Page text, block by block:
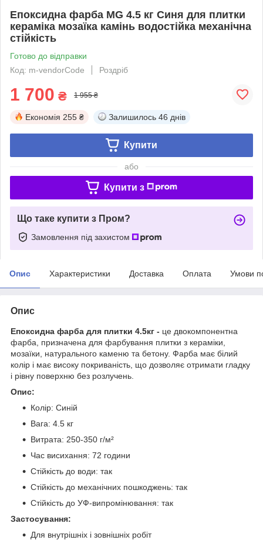
Епоксидна фарба MG 4.5 кг Синя для плитки
кераміка мозаїка камінь водостійка механічна
стійкість
Готово до відправки
Код: m-vendorCode
Роздріб
1 700 ₴ 1 955 ₴
Економія 255 ₴ Залишилось 46 днів
Купити
або
Купити з
Що таке купити з Пром?
Замовлення під захистом
Опис Характеристики Доставка Оплата Умови
Опис
Епоксидна фарба для плитки 4.5кг - це двокомпонентна
фарба, призначена для фарбування плитки з кераміки,
мозаїки, натурального каменю та бетону. Фарба має білий
колір і має високу покриваність, що дозволяє отримати гладку
і рівну поверхню без розлучень.
Опис:
Колір: Синій
Вага: 4.5 кг
Витрата: 250-350 г/м²
Час висихання: 72 години
Стійкість до води: так
Стійкість до механічних пошкоджень: так
Стійкість до УФ-випромінювання: так
Застосування:
Для внутрішніх і зовнішніх робіт